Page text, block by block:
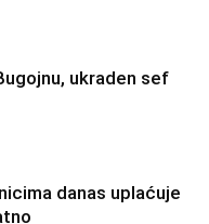
ukraden sef
danas uplaćuje